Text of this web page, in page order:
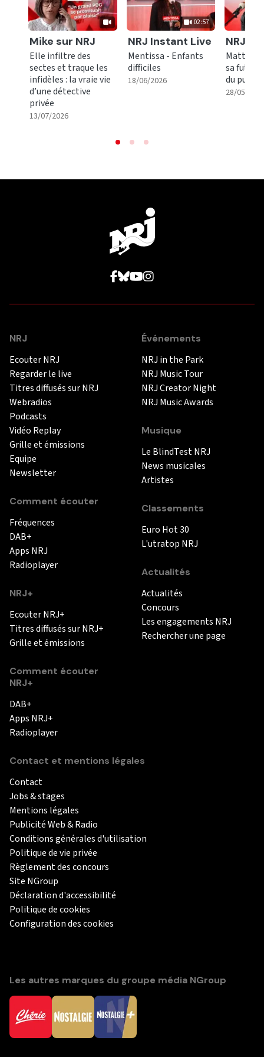
Ecouter
Mike sur NRJ
Elle infiltre des
sectes et traque les
infidèles : la vraie vie
d’une détective
privée
13/07/2026
02:57
Ecouter
NRJ Instant Live
Mentissa - Enfants
difficiles
18/06/2026
NRJ
Matt
sa
du
28/05/
NRJ
Ecouter NRJ
Regarder le live
Titres diffusés sur NRJ
Webradios
Podcasts
Vidéo Replay
Grille et émissions
Equipe
Newsletter
Comment écouter
Fréquences
DAB+
Apps NRJ
Radioplayer
NRJ+
Ecouter NRJ+
Titres diffusés sur NRJ+
Grille et émissions
Comment écouter
NRJ+
DAB+
Apps NRJ+
Radioplayer
Événements
NRJ in the Park
NRJ Music Tour
NRJ Creator Night
NRJ Music Awards
Musique
Le BlindTest NRJ
News musicales
Artistes
Classements
Euro Hot 30
L'utratop NRJ
Actualités
Actualités
Concours
Les engagements NRJ
Rechercher une page
Contact et mentions légales
Contact
Jobs & stages
Mentions légales
Publicité Web & Radio
Conditions générales d'utilisation
Politique de vie privée
Règlement des concours
Site NGroup
Déclaration d'accessibilité
Politique de cookies
Configuration des cookies
Les autres marques du groupe média NGroup